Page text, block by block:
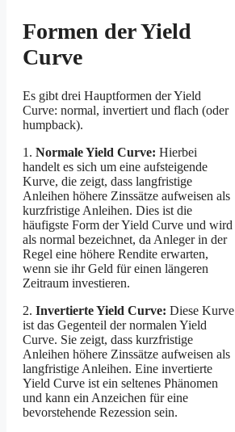
Formen der Yield
Curve
Es gibt drei Hauptformen der Yield
Curve: normal, invertiert und flach (oder
humpback).
1. Normale Yield Curve: Hierbei
handelt es sich um eine aufsteigende
Kurve, die zeigt, dass langfristige
Anleihen höhere Zinssätze aufweisen als
kurzfristige Anleihen. Dies ist die
häufigste Form der Yield Curve und wird
als normal bezeichnet, da Anleger in der
Regel eine höhere Rendite erwarten,
wenn sie ihr Geld für einen längeren
Zeitraum investieren.
2. Invertierte Yield Curve: Diese Kurve
ist das Gegenteil der normalen Yield
Curve. Sie zeigt, dass kurzfristige
Anleihen höhere Zinssätze aufweisen als
langfristige Anleihen. Eine invertierte
Yield Curve ist ein seltenes Phänomen
und kann ein Anzeichen für eine
bevorstehende Rezession sein.